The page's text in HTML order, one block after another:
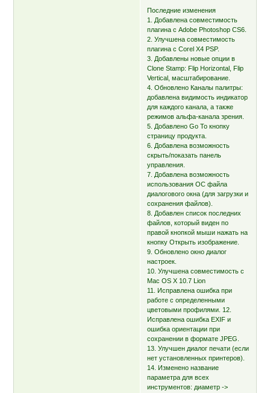
Последние изменения
1. Добавлена совместимость
плагина с Adobe Photoshop CS6.
2. Улучшена совместимость
плагина с Corel X4 PSP.
3. Добавлены новые опции в
Clone Stamp: Flip Horizontal, Flip
Vertical, масштабирование.
4. Обновлено Каналы палитры:
добавлена видимость индикатор
для каждого канала, а также
режимов альфа-канала зрения.
5. Добавлено Go To кнопку
страницу продукта.
6. Добавлена возможность
скрыть/показать панель
управления.
7. Добавлена возможность
использования ОС файла
диалогового окна (для загрузки и
сохранения файлов).
8. Добавлен список последних
файлов, который виден по
правой кнопкой мыши нажать на
кнопку Открыть изображение.
9. Обновлено окно диалог
настроек.
10. Улучшена совместимость с
Mac OS X 10.7 Lion
11. Исправлена ошибка при
работе с определенными
цветовыми профилями. 12.
Исправлена ошибка EXIF и
ошибка ориентации при
сохранении в формате JPEG.
13. Улучшен диалог печати (если
нет установленных принтеров).
14. Изменено название
параметра для всех
инструментов: диаметр ->